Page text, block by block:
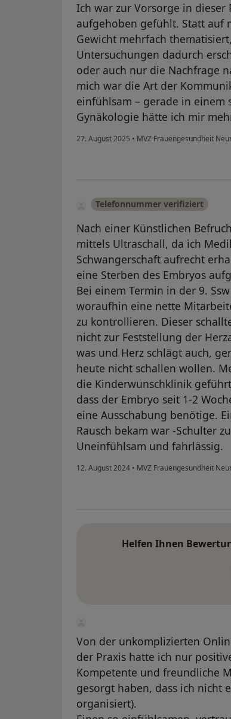
Ich war zur Vorsorge in
aufgehoben gefühlt. Statt auf
Gewicht mehrfach
Untersuchungen dadurch
oder auch nur die Nachfrage
mich war die Art der
einfühlsam – gerade in einem
Gynäkologie hätte ich mir
27. August 2025 • MVZ Frauengesundheit
Telefonnummer verifiziert
Nach einer Künstlichen
mittels Ultraschall, da ich
Schwangerschaft aufrecht
eine Sterben des Embryos
Bei einem Termin in der 9.
woraufhin eine nette
zu kontrollieren. Dieser
nicht zur Feststellung der
was und Herz schlägt auch,
heute nicht schallen wollen.
die Kinderwunschklinik
dass der Embryo seit 1-2
eine Ausschabung benötige.
Rausch bekam war -Schulter
Uneinfühlsam und fahrlässig.
12. August 2024 • MVZ Frauengesundheit
Helfen Ihnen
Von der unkomplizierten
der Praxis hatte ich nur
Kompetente und freundliche
gesorgt haben, dass ich nicht
organisiert).